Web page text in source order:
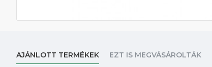
AJÁNLOTT TERMÉKEK EZT IS MEGVÁSÁROLTÁK